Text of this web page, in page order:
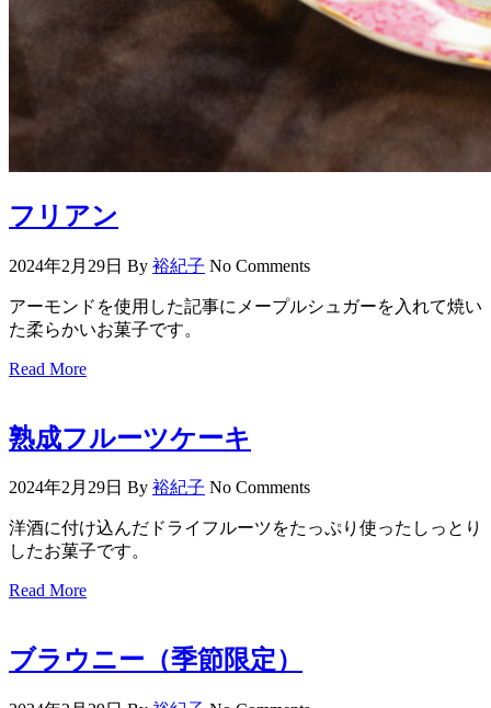
フリアン
2024年2月29日 By 裕紀子 No Comments
アーモンドを使用した記事にメープルシュガーを入れて焼い
た柔らかいお菓子です。
Read More
熟成フルーツケーキ
2024年2月29日 By 裕紀子 No Comments
洋酒に付け込んだドライフルーツをたっぷり使ったしっとり
したお菓子です。
Read More
ブラウニー（季節限定）